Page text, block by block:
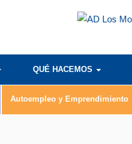
QUÉ HACEMOS
Autoempleo y Emprendimiento